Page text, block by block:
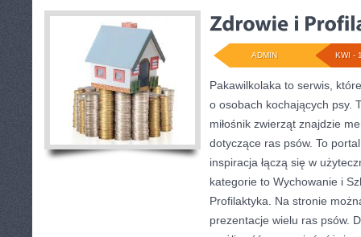
KWI -
ADMIN
Pakawilkolaka to serwis,
o osobach kochających psy.
miłośnik zwierząt znajdzie
dotyczące ras psów. To
inspiracja łączą się w
kategorie to Wychowanie i
Profilaktyka. Na stronie
prezentacje wielu ras psów.